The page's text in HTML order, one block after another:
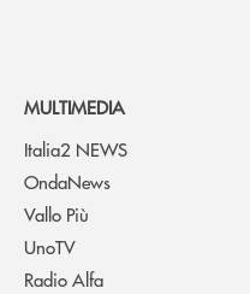
MULTIMEDIA
Italia2 NEWS
OndaNews
Vallo Più
UnoTV
Radio Alfa